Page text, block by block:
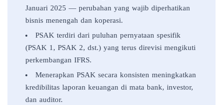
Januari 2025 — perubahan yang wajib diperhatikan
bisnis menengah dan koperasi.
PSAK terdiri dari puluhan pernyataan spesifik
(PSAK 1, PSAK 2, dst.) yang terus direvisi mengikuti
perkembangan IFRS.
Menerapkan PSAK secara konsisten meningkatkan
kredibilitas laporan keuangan di mata bank, investor,
dan auditor.